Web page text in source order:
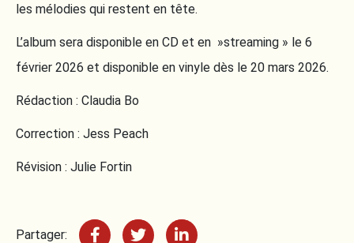
les mélodies qui restent en tête.
L’album sera disponible en CD et en »streaming » le 6
février 2026 et disponible en vinyle dès le 20 mars 2026.
Rédaction : Claudia Bo
Correction : Jess Peach
Révision : Julie Fortin
Partager: